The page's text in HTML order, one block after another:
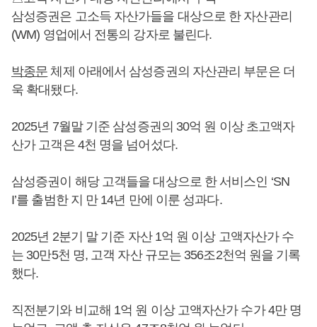
삼성증권은 고소득 자산가들을 대상으로 한 자산관리
(WM) 영업에서 전통의 강자로 불린다.
박종문 체제 아래에서 삼성증권의 자산관리 부문은 더
욱 확대됐다.
2025년 7월말 기준 삼성증권의 30억 원 이상 초고액자
산가 고객은 4천 명을 넘어섰다.
삼성증권이 해당 고객들을 대상으로 한 서비스인 ‘SN
I’를 출범한 지 만 14년 만에 이룬 성과다.
2025년 2분기 말 기준 자산 1억 원 이상 고액자산가 수
는 30만5천 명, 고객 자산 규모는 356조2천억 원을 기록
했다.
직전분기와 비교해 1억 원 이상 고액자산가 수가 4만 명